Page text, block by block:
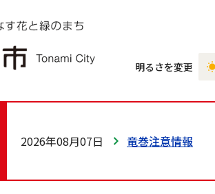
明るさを変更
2026年08月07日 竜巻注意情報